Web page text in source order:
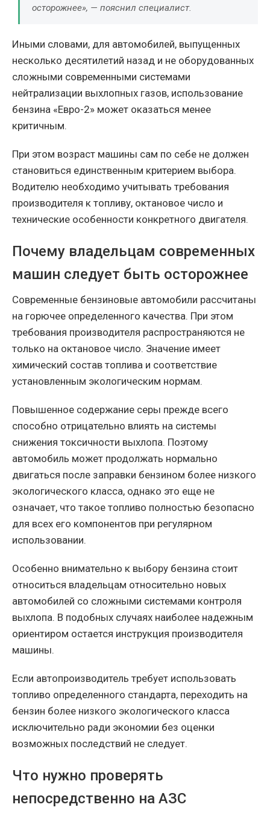
осторожнее», — пояснил специалист.
Иными словами, для автомобилей, выпущенных
несколько десятилетий назад и не оборудованных
сложными современными системами
нейтрализации выхлопных газов, использование
бензина «Евро-2» может оказаться менее
критичным.
При этом возраст машины сам по себе не должен
становиться единственным критерием выбора.
Водителю необходимо учитывать требования
производителя к топливу, октановое число и
технические особенности конкретного двигателя.
Почему владельцам современных
машин следует быть осторожнее
Современные бензиновые автомобили рассчитаны
на горючее определенного качества. При этом
требования производителя распространяются не
только на октановое число. Значение имеет
химический состав топлива и соответствие
установленным экологическим нормам.
Повышенное содержание серы прежде всего
способно отрицательно влиять на системы
снижения токсичности выхлопа. Поэтому
автомобиль может продолжать нормально
двигаться после заправки бензином более низкого
экологического класса, однако это еще не
означает, что такое топливо полностью безопасно
для всех его компонентов при регулярном
использовании.
Особенно внимательно к выбору бензина стоит
относиться владельцам относительно новых
автомобилей со сложными системами контроля
выхлопа. В подобных случаях наиболее надежным
ориентиром остается инструкция производителя
машины.
Если автопроизводитель требует использовать
топливо определенного стандарта, переходить на
бензин более низкого экологического класса
исключительно ради экономии без оценки
возможных последствий не следует.
Что нужно проверять
непосредственно на АЗС